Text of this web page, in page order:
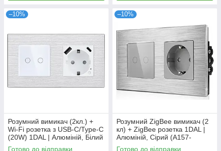
–10%
Розумний вимикач (2кл.) +
Wi-Fi розетка з USB-C/Type-C
(20W) 1DAL | Алюміній, Білий
(A157-GSW2G.WF-
Готово до відправки
–10%
Розумний ZigBee вимикач (2
кл) + ZigBee розетка 1DAL |
Алюміній, Сірий (A157-
GSW2G.ZB-ST.ZB.GR)
Готово до відправки